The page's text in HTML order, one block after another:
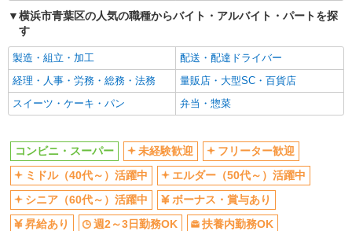
販売・接客サービス
コンビニ・スーパー
同じ特徴から求人を探す
未経験歓迎
ミドル（40代～）活躍中
ボーナス・賞与あり
週2～3日勤務OK
横浜市青葉区の人気の職種からバイト・アルバイト・パートを探
す
製造・組立・加工
配送・配達ドライバー
経理・人事・労務・総務・法務
量販店・大型SC・百貨店
スイーツ・ケーキ・パン
弁当・惣菜
コンビニ・スーパー 未経験歓迎
フリーター歓迎
ミドル（40代～）活躍中
エルダー（50代～）活躍中
シニア（60代～）活躍中
ボーナス・賞与あり
昇給あり
週2～3日勤務OK
扶養内勤務OK